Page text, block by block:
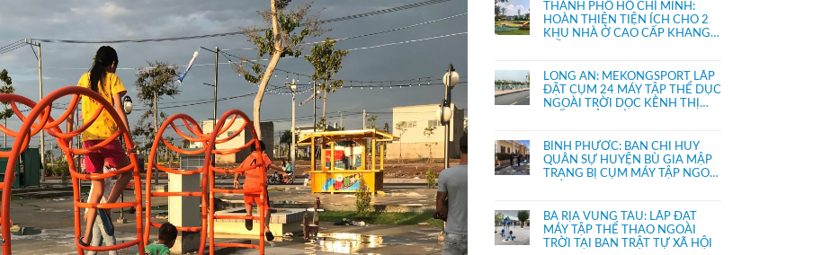
THÀNH PHỐ HỒ CHÍ MINH:
HOÀN THIỆN TIỆN ÍCH CHO 2
KHU NHÀ Ở CAO CẤP KHANG
LONG AN: MEKONGSPORT LẮP
ĐẶT CỤM 24 MÁY TẬP THỂ DỤC
NGOÀI TRỜI DỌC KÊNH THỊ
BÌNH PHƯỚC: BAN CHỈ HUY
QUÂN SỰ HUYỆN BÙ GIA MẬP
TRANG BỊ CỤM MÁY TẬP NGOÀI
BÀ RỊA VŨNG TÀU: LẮP ĐẶT
MÁY TẬP THỂ THAO NGOÀI
TRỜI TẠI BAN TRẬT TỰ XÃ HỘI